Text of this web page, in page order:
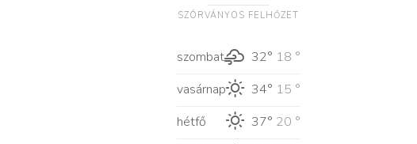
SZÓRVÁNYOS FELHŐZET
szombat 32° 18 °
vasárnap
34° 15 °
hétfő
37° 20 °